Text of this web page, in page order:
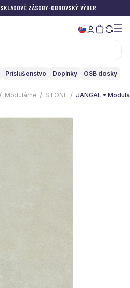
SKLADOVÉ ZÁSOBY•OBROVSKÝ VÝBER
Príslušenstvo Doplnky OSB dosky
Modulárne STONE JANGAL •